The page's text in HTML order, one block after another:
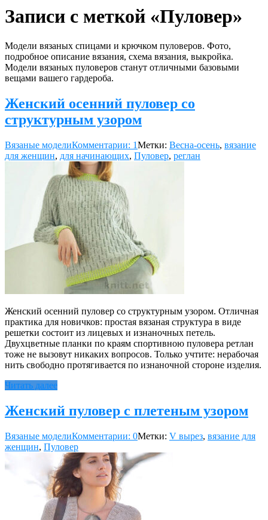
Записи с меткой «Пуловер»
Модели вязаных спицами и крючком пуловеров. Фото,
подробное описание вязания, схема вязания, выкройка.
Модели вязаных пуловеров станут отличными базовыми
вещами вашего гардероба.
Женский осенний пуловер со
структурным узором
Вязаные моделиКомментарии: 1Метки: Весна-осень, вязание
для женщин, для начинающих, Пуловер, реглан
Женский осенний пуловер со структурным узором. Отличная
практика для новичков: простая вязаная структура в виде
решетки состоит из лицевых и изнаночных петель.
Двухцветные планки по краям спортивною пуловера ретлан
тоже не вызовут никаких вопросов. Только учтите: нерабочая
нить свободно протягивается по изнаночной стороне изделия.
Читать далее
Женский пуловер с плетеным узором
Вязаные моделиКомментарии: 0Метки: V вырез, вязание для
женщин, Пуловер